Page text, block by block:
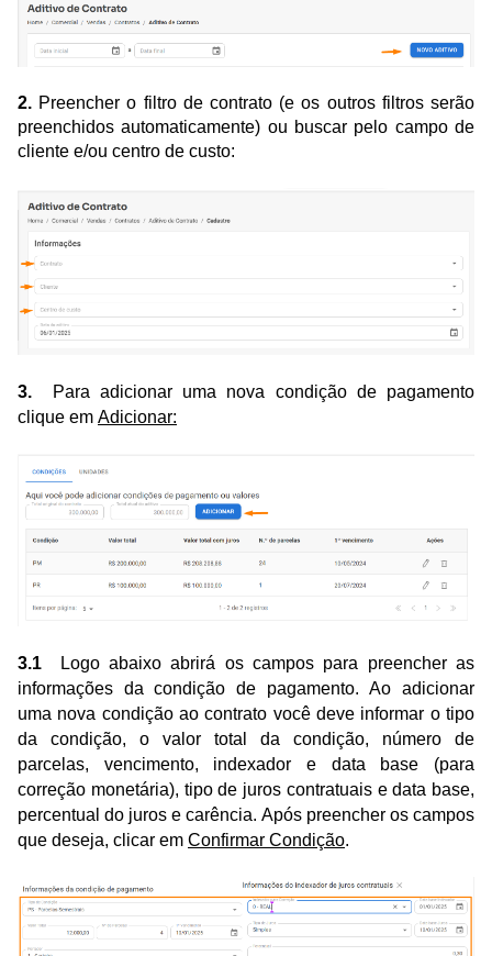
2. Preencher o filtro de contrato (e os outros filtros serão
preenchidos automaticamente) ou buscar pelo campo de
cliente e/ou centro de custo:
3.
Para adicionar uma nova condição de pagamento
clique em Adicionar:
3.1 Logo abaixo abrirá os campos para preencher as
informações da condição de pagamento. Ao adicionar
uma nova condição ao contrato você deve informar o tipo
da condição, o valor total da condição, número de
parcelas, vencimento, indexador e data base (para
correção monetária), tipo de juros contratuais e data base,
percentual do juros e carência. Após preencher os campos
que deseja, clicar em Confirmar Condição.